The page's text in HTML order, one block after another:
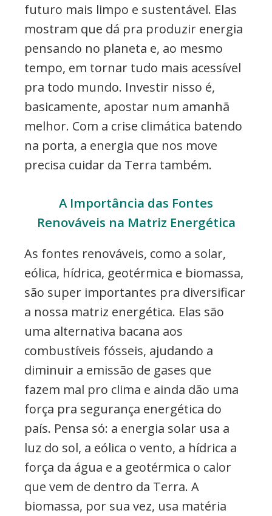
futuro mais limpo e sustentável. Elas
mostram que dá pra produzir energia
pensando no planeta e, ao mesmo
tempo, em tornar tudo mais acessível
pra todo mundo. Investir nisso é,
basicamente, apostar num amanhã
melhor. Com a crise climática batendo
na porta, a energia que nos move
precisa cuidar da Terra também.
A Importância das Fontes
Renováveis na Matriz Energética
As fontes renováveis, como a solar,
eólica, hídrica, geotérmica e biomassa,
são super importantes pra diversificar
a nossa matriz energética. Elas são
uma alternativa bacana aos
combustíveis fósseis, ajudando a
diminuir a emissão de gases que
fazem mal pro clima e ainda dão uma
força pra segurança energética do
país. Pensa só: a energia solar usa a
luz do sol, a eólica o vento, a hídrica a
força da água e a geotérmica o calor
que vem de dentro da Terra. A
biomassa, por sua vez, usa matéria